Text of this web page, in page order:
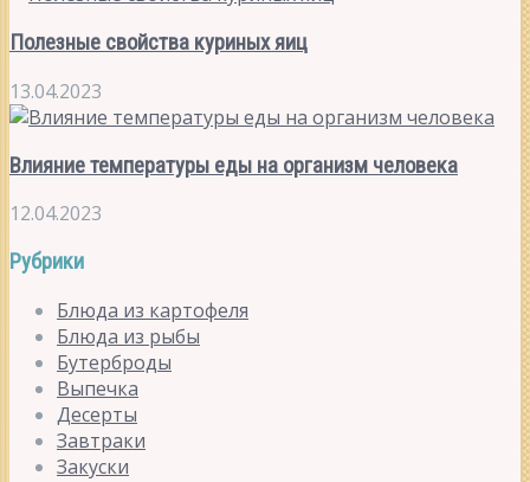
Полезные свойства куриных яиц
13.04.2023
Влияние температуры еды на организм человека
12.04.2023
Рубрики
Блюда из картофеля
Блюда из рыбы
Бутерброды
Выпечка
Десерты
Завтраки
Закуски